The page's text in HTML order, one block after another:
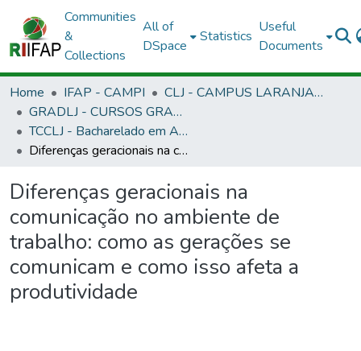
Communities
&
Collections
All of
DSpace
Statistics
Useful
Documents
Home IFAP - CAMPI
CLJ - CAMPUS LARANJAL DO JARI
GRADLJ - CURSOS GRADUAÇÃO - CAMPUS LARANJAL DO JARI
TCCLJ - Bacharelado em Administração
Diferenças geracionais na comunicação no ambiente de trabalho: como as gerações se comunicam e como isso afeta a produtividade
Diferenças geracionais na
comunicação no ambiente de
trabalho: como as gerações se
comunicam e como isso afeta a
produtividade